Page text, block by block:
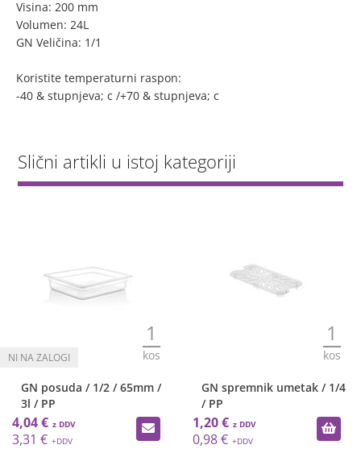
Visina: 200 mm
Volumen: 24L
GN Veličina: 1/1
Koristite temperaturni raspon:
-40 & stupnjeva; c /+70 & stupnjeva; c
Slični artikli u istoj kategoriji
1
kos
GN posuda / 1/2 / 65mm /
3l / PP
4,04 €
3,31 €
1
kos
GN spremnik umetak / 1/4
/ PP
1,20 €
0,98 €